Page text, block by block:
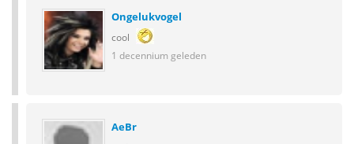
Ongelukvogel
cool
1 decennium geleden
AeBr